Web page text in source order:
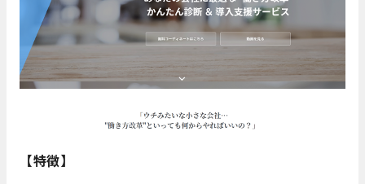
【特徴】